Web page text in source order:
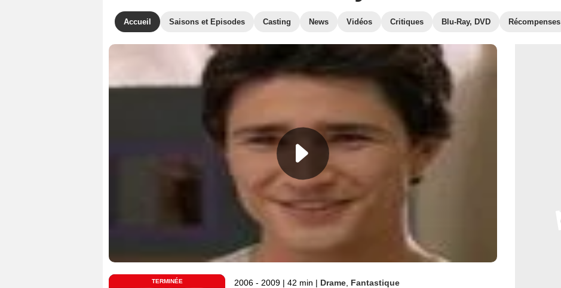
Accueil Saisons et Episodes Casting News Vidéos Critiques Blu-Ray, DVD Récompenses
TERMINÉE 2006 - 2009 | 42 min | Drame Fantastique